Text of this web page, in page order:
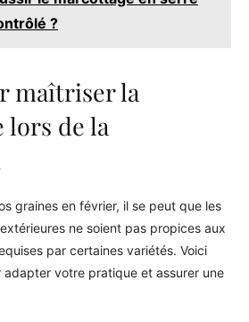
?
maîtriser la
de la
graines en février, il se peut que les
ne soient pas propices aux
par certaines variétés. Voici
adapter votre pratique et assurer une